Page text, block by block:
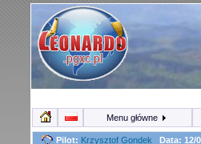
Menu główne
Pilot: Krzysztof Gondek Data: 12/